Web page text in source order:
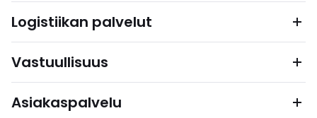
Logistiikan palvelut
Vastuullisuus
Asiakaspalvelu